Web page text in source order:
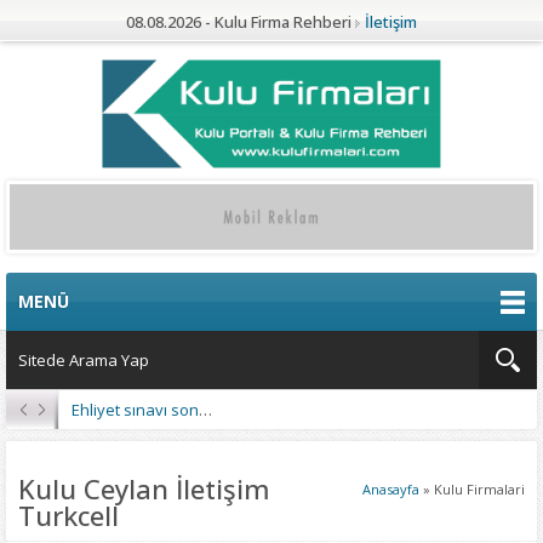
08.08.2026 - Kulu Firma Rehberi İletişim
MENÜ
Ehliyet sınavı sonuçları açıklandı
Anasayfa » Kulu Firmalari
Kulu Ceylan İletişim
Turkcell